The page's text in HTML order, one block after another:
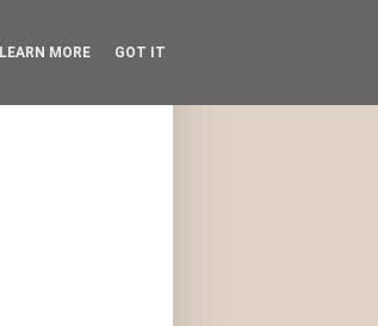
LEARN MORE GOT IT